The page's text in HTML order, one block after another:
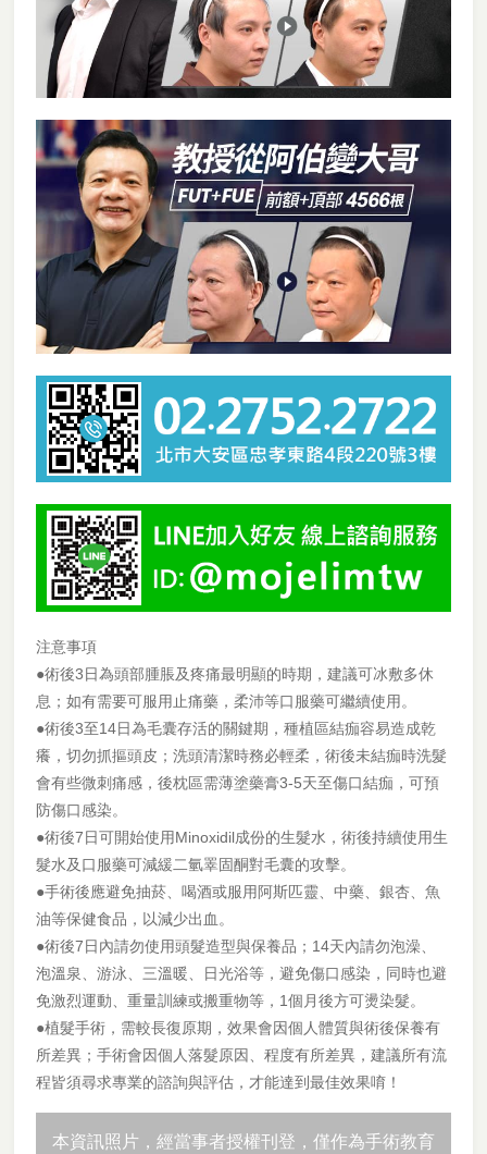
注意事項
●術後3日為頭部腫脹及疼痛最明顯的時期，建議可冰敷多休
息；如有需要可服用止痛藥，柔沛等口服藥可繼續使用。
●術後3至14日為毛囊存活的關鍵期，種植區結痂容易造成乾
癢，切勿抓摳頭皮；洗頭清潔時務必輕柔，術後未結痂時洗髮
會有些微刺痛感，後枕區需薄塗藥膏3-5天至傷口結痂，可預
防傷口感染。
●術後7日可開始使用Minoxidil成份的生髮水，術後持續使用生
髮水及口服藥可減緩二氫睪固酮對毛囊的攻擊。
●手術後應避免抽菸、喝酒或服用阿斯匹靈、中藥、銀杏、魚
油等保健食品，以減少出血。
●術後7日內請勿使用頭髮造型與保養品；14天內請勿泡澡、
泡溫泉、游泳、三溫暖、日光浴等，避免傷口感染，同時也避
免激烈運動、重量訓練或搬重物等，1個月後方可燙染髮。
●植髮手術，需較長復原期，效果會因個人體質與術後保養有
所差異；手術會因個人落髮原因、程度有所差異，建議所有流
程皆須尋求專業的諮詢與評估，才能達到最佳效果唷！
本資訊照片，經當事者授權刊登，僅作為手術教育